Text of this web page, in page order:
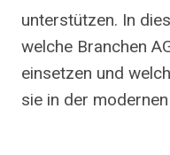
unterstützen. In
welche Branchen
einsetzen und
sie in der